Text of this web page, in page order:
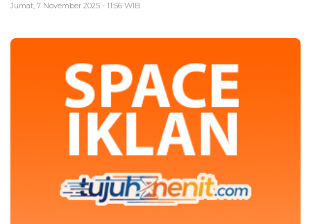
Jumat, 7 November 2025 - 11:56 WIB